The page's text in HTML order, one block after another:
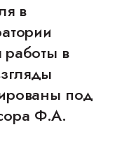
в
работы в
под
Ф.А.